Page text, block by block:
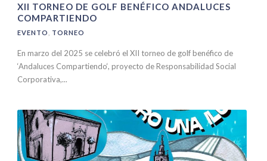
XII TORNEO DE GOLF BENÉFICO ANDALUCES
COMPARTIENDO
EVENTO TORNEO
En marzo del 2025 se celebró el XII torneo de golf benéfico de
‘Andaluces Compartiendo‘, proyecto de Responsabilidad Social
Corporativa,...